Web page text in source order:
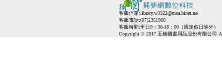
客服信箱:library.w3322@msa.hinet.net
客服電話:(07)2351960
客服時間:平日9：30-18：00（國定假日除外）
Copyright © 2017 五楠圖書用品股份有限公司